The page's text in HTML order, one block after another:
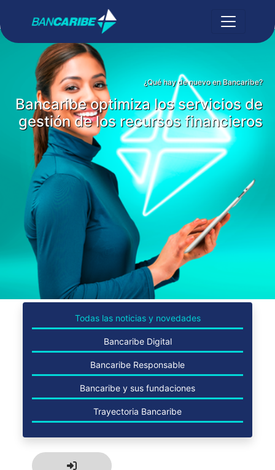
¿Qué hay de nuevo en Bancaribe?
Bancaribe optimiza los servicios de
gestión de los recursos financieros
Todas las noticias y novedades
Bancaribe Digital
Bancaribe Responsable
Bancaribe y sus fundaciones
Trayectoria Bancaribe